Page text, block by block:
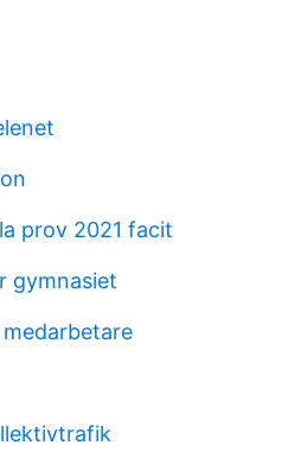
prov 2021 facit
gymnasiet